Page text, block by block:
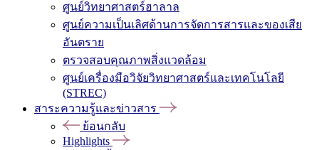
ศูนย์วิทยาศาสตร์ฮาลาล
ศูนย์ความเป็นเลิศด้านการจัดการสารและของเสีย
อันตราย
ตรวจสอบคุณภาพสิ่งแวดล้อม
ศูนย์เครื่องมือวิจัยวิทยาศาสตร์และเทคโนโลยี
(STREC)
สาระความรู้และข่าวสาร
ย้อนกลับ
Highlights